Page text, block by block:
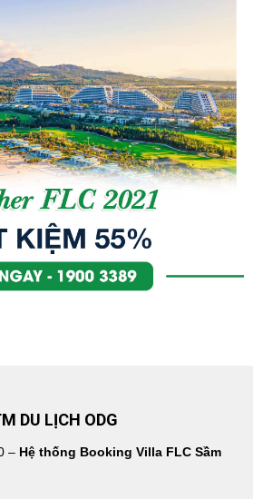
DU LỊCH ODG
– Hệ thống Booking Villa FLC Sầm